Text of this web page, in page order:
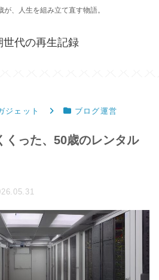
、人生を組み立て直す物語。
世代の再生記録
ジェット ブログ運営
くった、50歳のレンタル